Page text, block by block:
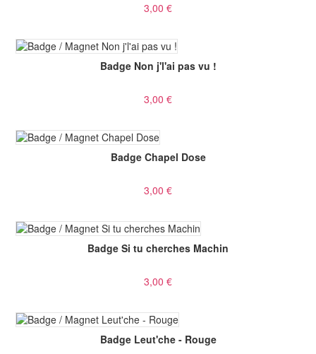
3,00 €
Badge Non j'l'ai pas vu !
3,00 €
Badge Chapel Dose
3,00 €
Badge Si tu cherches Machin
3,00 €
Badge Leut'che - Rouge